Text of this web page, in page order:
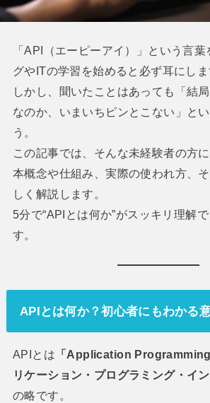
「API（エーピーアイ）」という言
グやITの学習を始めると必ず耳にしま
しかし、聞いたことはあっても「結
なのか、いまいちピンとこない」と
う。
この記事では、そんな未経験者の方
本概念や仕組み、実際の使われ方、
しく解説します。
5分で“APIとは何か”がスッキリ理解
す。
API とは何か？初心者にもわかる
APIとは 「Application
リケーション・プログラミング・イ
の略です。